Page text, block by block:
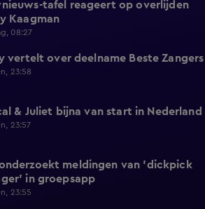
tafel reageert op overlijden
Kaagman
08:27
vertelt over deelname Beste Zangers
23:58
& Juliet bijna van start in Nederland
23:57
onderzoekt meldingen van 'dickpick
in groepsapp
23:55